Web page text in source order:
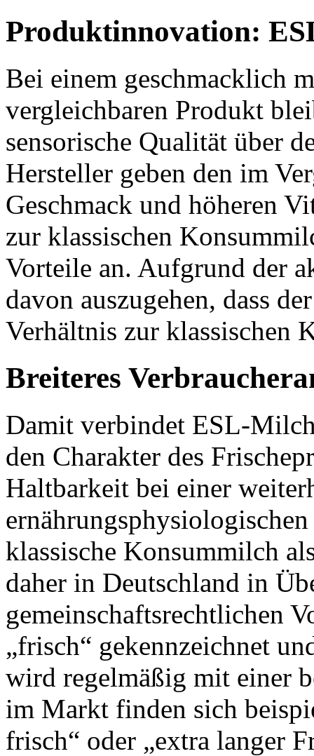
Produktinnovation:
Bei einem geschmacklich
vergleichbaren Produkt
sensorische Qualität über
Hersteller geben den im
Geschmack und höheren
zur klassischen
Vorteile an. Aufgrund der
davon auszugehen, dass
Verhältnis zur klassischen
Breiteres
Damit verbindet ESL-
den Charakter des
Haltbarkeit bei einer
klassische Konsummilch
daher in Deutschland in
gemeinschaftsrechtlichen
„frisch“ gekennzeichnet
wird regelmäßig mit einer
im Markt finden sich
frisch“ oder „extra langer